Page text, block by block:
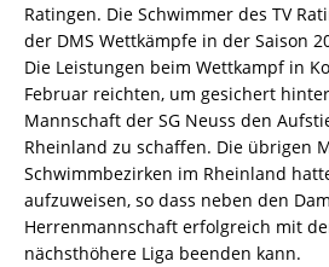
Ratingen. Die Schwimmer des TV
der DMS Wettkämpfe in der Saison
Die Leistungen beim Wettkampf in
Februar reichten, um gesichert
Mannschaft der SG Neuss den
Rheinland zu schaffen. Die übrigen
Schwimmbezirken im Rheinland
aufzuweisen, so dass neben den
Herrenmannschaft erfolgreich mit
nächsthöhere Liga beenden kann.